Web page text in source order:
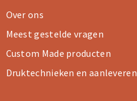
Over ons
Meest gestelde vragen
Custom Made producten
Druktechnieken en aanleveren